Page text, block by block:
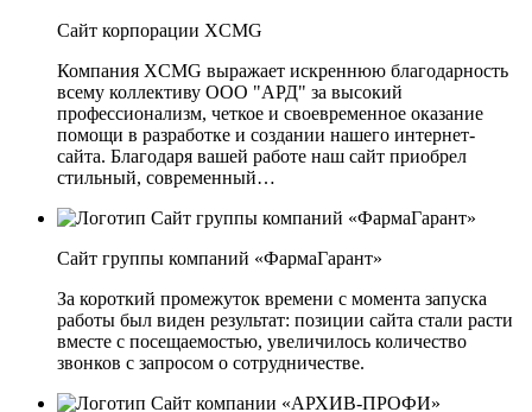
Сайт корпорации XCMG
Компания XCMG выражает искреннюю благодарность
всему коллективу ООО "АРД" за высокий
профессионализм, четкое и своевременное оказание
помощи в разработке и создании нашего интернет-
сайта. Благодаря вашей работе наш сайт приобрел
стильный, современный…
Сайт группы компаний «ФармаГарант»
За короткий промежуток времени с момента запуска
работы был виден результат: позиции сайта стали расти
вместе с посещаемостью, увеличилось количество
звонков с запросом о сотрудничестве.